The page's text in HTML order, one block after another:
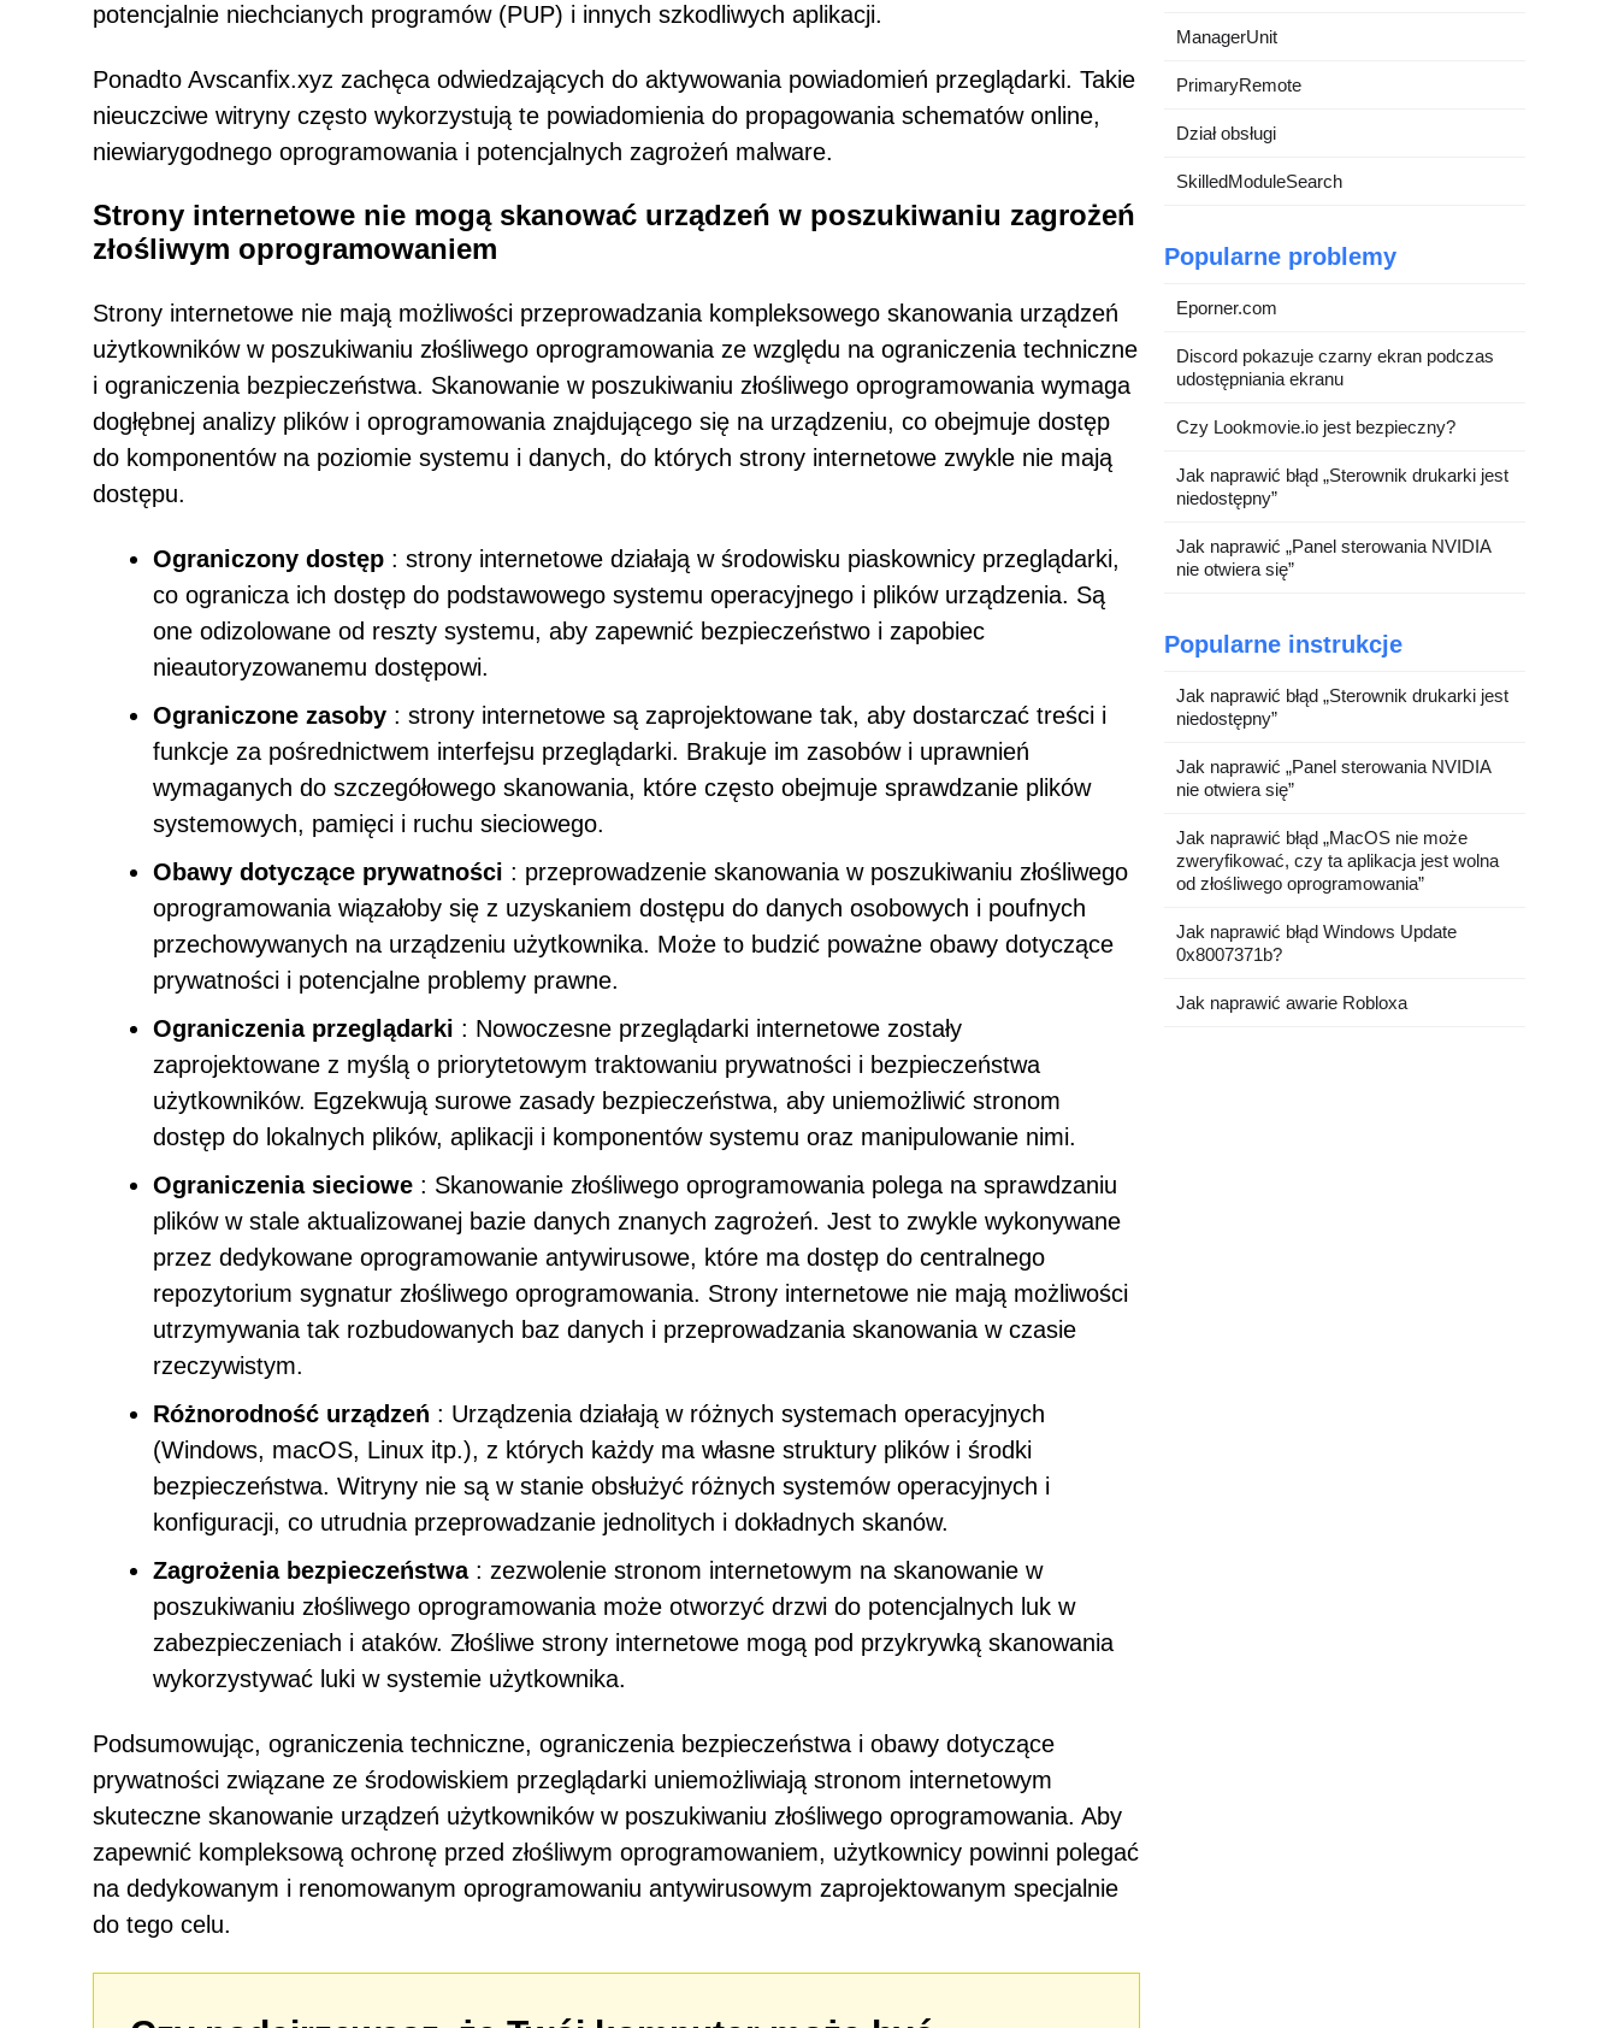
potencjalnie niechcianych programów (PUP) i innych szkodliwych aplikacji.
Ponadto Avscanfix.xyz zachęca odwiedzających do aktywowania powiadomień przeglądarki. Takie
nieuczciwe witryny często wykorzystują te powiadomienia do propagowania schematów online,
niewiarygodnego oprogramowania i potencjalnych zagrożeń malware.
Strony internetowe nie mogą skanować urządzeń w poszukiwaniu zagrożeń
złośliwym oprogramowaniem
Strony internetowe nie mają możliwości przeprowadzania kompleksowego skanowania urządzeń
użytkowników w poszukiwaniu złośliwego oprogramowania ze względu na ograniczenia techniczne
i ograniczenia bezpieczeństwa. Skanowanie w poszukiwaniu złośliwego oprogramowania wymaga
dogłębnej analizy plików i oprogramowania znajdującego się na urządzeniu, co obejmuje dostęp
do komponentów na poziomie systemu i danych, do których strony internetowe zwykle nie mają
dostępu.
Ograniczony dostęp : strony internetowe działają w środowisku piaskownicy przeglądarki,
co ogranicza ich dostęp do podstawowego systemu operacyjnego i plików urządzenia. Są
one odizolowane od reszty systemu, aby zapewnić bezpieczeństwo i zapobiec
nieautoryzowanemu dostępowi.
Ograniczone zasoby : strony internetowe są zaprojektowane tak, aby dostarczać treści i
funkcje za pośrednictwem interfejsu przeglądarki. Brakuje im zasobów i uprawnień
wymaganych do szczegółowego skanowania, które często obejmuje sprawdzanie plików
systemowych, pamięci i ruchu sieciowego.
Obawy dotyczące prywatności : przeprowadzenie skanowania w poszukiwaniu złośliwego
oprogramowania wiązałoby się z uzyskaniem dostępu do danych osobowych i poufnych
przechowywanych na urządzeniu użytkownika. Może to budzić poważne obawy dotyczące
prywatności i potencjalne problemy prawne.
Ograniczenia przeglądarki : Nowoczesne przeglądarki internetowe zostały
zaprojektowane z myślą o priorytetowym traktowaniu prywatności i bezpieczeństwa
użytkowników. Egzekwują surowe zasady bezpieczeństwa, aby uniemożliwić stronom
dostęp do lokalnych plików, aplikacji i komponentów systemu oraz manipulowanie nimi.
Ograniczenia sieciowe : Skanowanie złośliwego oprogramowania polega na sprawdzaniu
plików w stale aktualizowanej bazie danych znanych zagrożeń. Jest to zwykle wykonywane
przez dedykowane oprogramowanie antywirusowe, które ma dostęp do centralnego
repozytorium sygnatur złośliwego oprogramowania. Strony internetowe nie mają możliwości
utrzymywania tak rozbudowanych baz danych i przeprowadzania skanowania w czasie
rzeczywistym.
Różnorodność urządzeń : Urządzenia działają w różnych systemach operacyjnych
(Windows, macOS, Linux itp.), z których każdy ma własne struktury plików i środki
bezpieczeństwa. Witryny nie są w stanie obsłużyć różnych systemów operacyjnych i
konfiguracji, co utrudnia przeprowadzanie jednolitych i dokładnych skanów.
Zagrożenia bezpieczeństwa: zezwolenie stronom internetowym na skanowanie w
poszukiwaniu złośliwego oprogramowania może otworzyć drzwi do potencjalnych luk w
zabezpieczeniach i ataków. Złośliwe strony internetowe mogą pod przykrywką skanowania
wykorzystywać luki w systemie użytkownika.
Podsumowując, ograniczenia techniczne, ograniczenia bezpieczeństwa i obawy dotyczące
prywatności związane ze środowiskiem przeglądarki uniemożliwiają stronom internetowym
skuteczne skanowanie urządzeń użytkowników w poszukiwaniu złośliwego oprogramowania. Aby
zapewnić kompleksową ochronę przed złośliwym oprogramowaniem, użytkownicy powinni polegać
na dedykowanym i renomowanym oprogramowaniu antywirusowym zaprojektowanym specjalnie
do tego celu.
ManagerUnit
PrimaryRemote
Dział obsługi
SkilledModuleSearch
Popularne problemy
Eporner.com
Discord pokazuje czarny ekran podczas
udostępniania ekranu
Czy Lookmovie.io jest bezpieczny?
Jak naprawić błąd „Sterownik drukarki jest
niedostępny”
Jak naprawić „Panel sterowania NVIDIA
nie otwiera się”
Popularne instrukcje
Jak naprawić błąd „Sterownik drukarki jest
niedostępny”
Jak naprawić „Panel sterowania NVIDIA
nie otwiera się”
Jak naprawić błąd „MacOS nie może
zweryfikować, czy ta aplikacja jest wolna
od złośliwego oprogramowania”
Jak naprawić błąd Windows Update
0x8007371b?
Jak naprawić awarie Robloxa